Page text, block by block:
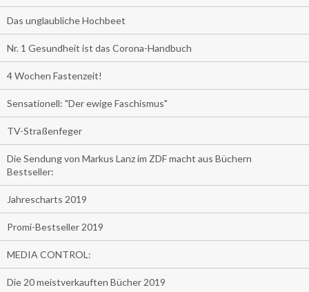
Das unglaubliche Hochbeet
Nr. 1 Gesundheit ist das Corona-Handbuch
4 Wochen Fastenzeit!
Sensationell: "Der ewige Faschismus"
TV-Straßenfeger
Die Sendung von Markus Lanz im ZDF macht aus Büchern
Bestseller:
Jahrescharts 2019
Promi-Bestseller 2019
MEDIA CONTROL:
Die 20 meistverkauften Bücher 2019